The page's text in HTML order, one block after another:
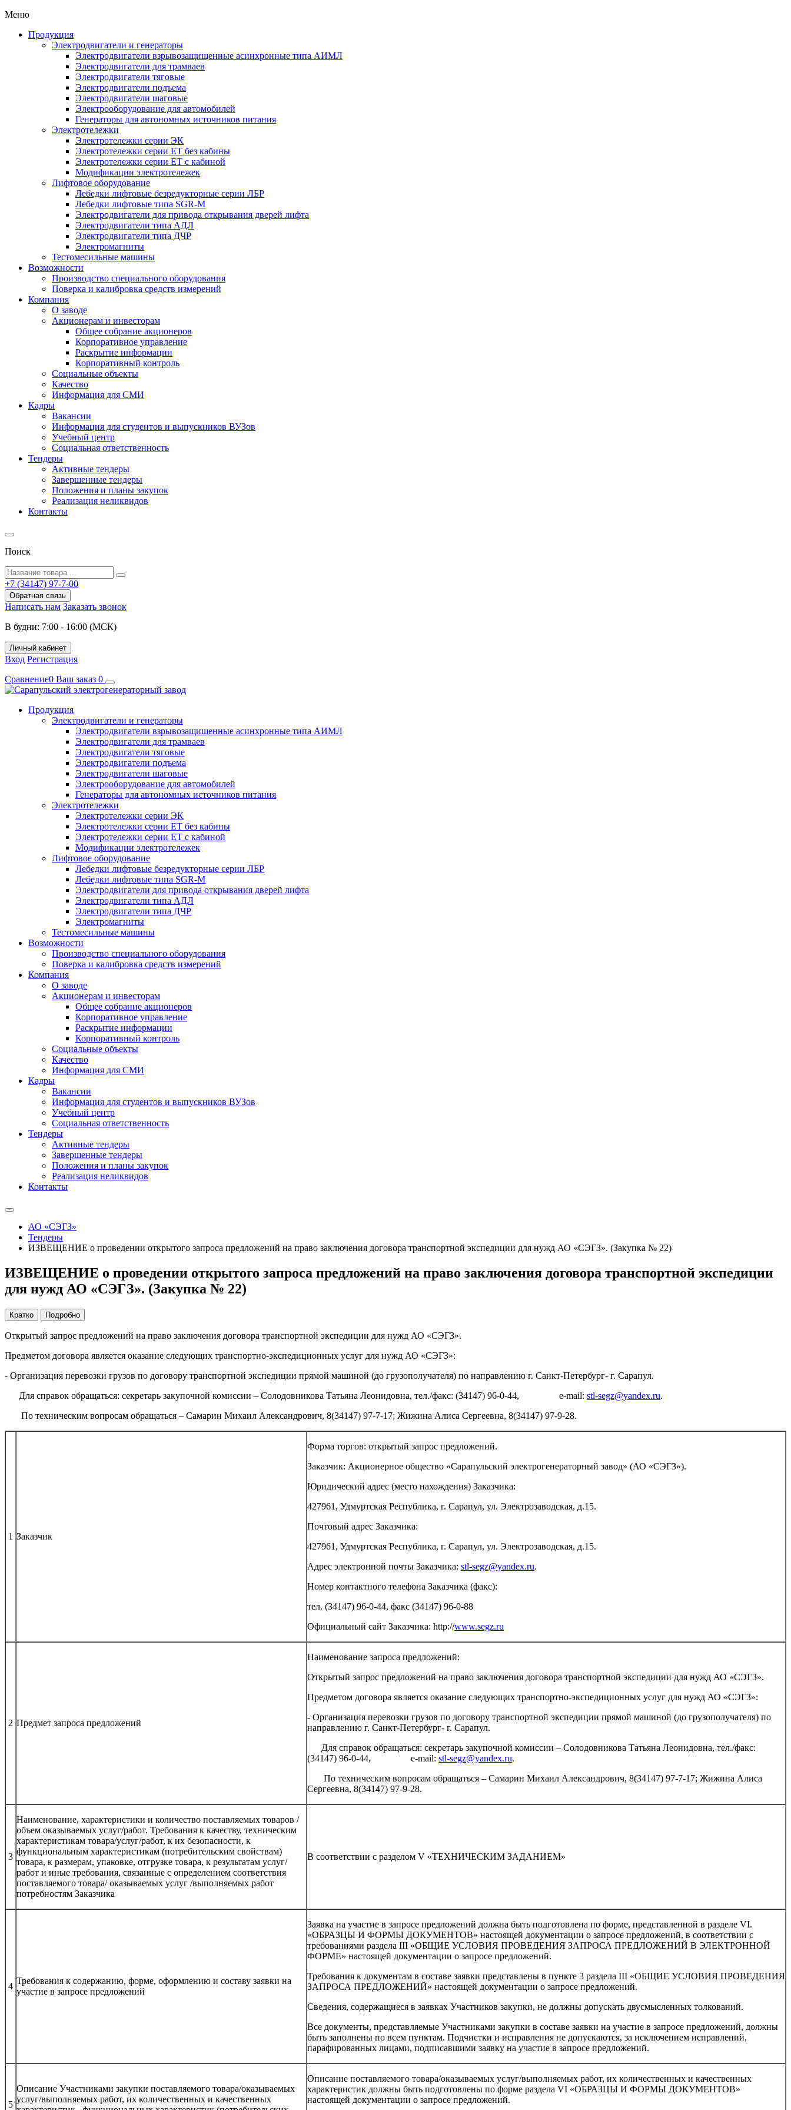
Меню
Продукция
Электродвигатели и генераторы
Электродвигатели взрывозащищенные асинхронные типа АИМЛ
Электродвигатели для трамваев
Электродвигатели тяговые
Электродвигатели подъема
Электродвигатели шаговые
Электрооборудование для автомобилей
Генераторы для автономных источников питания
Электротележки
Электротележки серии ЭК
Электротележки серии ЕТ без кабины
Электротележки серии ЕТ с кабиной
Модификации электротележек
Лифтовое оборудование
Лебедки лифтовые безредукторные серии ЛБР
Лебедки лифтовые типа SGR-M
Электродвигатели для привода открывания дверей лифта
Электродвигатели типа АДЛ
Электродвигатели типа ДЧР
Электромагниты
Тестомесильные машины
Возможности
Производство специального оборудования
Поверка и калибровка средств измерений
Компания
О заводе
Акционерам и инвесторам
Общее собрание акционеров
Корпоративное управление
Раскрытие информации
Корпоративный контроль
Социальные объекты
Качество
Информация для СМИ
Кадры
Вакансии
Информация для студентов и выпускников ВУЗов
Учебный центр
Социальная ответственность
Тендеры
Активные тендеры
Завершенные тендеры
Положения и планы закупок
Реализация неликвидов
Контакты
Поиск
+7 (34147) 97-7-00
Обратная связь
Написать нам Заказать звонок
В будни: 7:00 - 16:00 (МСК)
Личный кабинет
Вход Регистрация
Сравнение0 Ваш заказ 0
Продукция
Электродвигатели и генераторы
Электродвигатели взрывозащищенные асинхронные типа АИМЛ
Электродвигатели для трамваев
Электродвигатели тяговые
Электродвигатели подъема
Электродвигатели шаговые
Электрооборудование для автомобилей
Генераторы для автономных источников питания
Электротележки
Электротележки серии ЭК
Электротележки серии ЕТ без кабины
Электротележки серии ЕТ с кабиной
Модификации электротележек
Лифтовое оборудование
Лебедки лифтовые безредукторные серии ЛБР
Лебедки лифтовые типа SGR-M
Электродвигатели для привода открывания дверей лифта
Электродвигатели типа АДЛ
Электродвигатели типа ДЧР
Электромагниты
Тестомесильные машины
Возможности
Производство специального оборудования
Поверка и калибровка средств измерений
Компания
О заводе
Акционерам и инвесторам
Общее собрание акционеров
Корпоративное управление
Раскрытие информации
Корпоративный контроль
Социальные объекты
Качество
Информация для СМИ
Кадры
Вакансии
Информация для студентов и выпускников ВУЗов
Учебный центр
Социальная ответственность
Тендеры
Активные тендеры
Завершенные тендеры
Положения и планы закупок
Реализация неликвидов
Контакты
АО «СЭГЗ»
Тендеры
ИЗВЕЩЕНИЕ о проведении открытого запроса предложений на право заключения договора транспортной экспедиции для нужд АО «СЭГЗ». (Закупка № 22)
ИЗВЕЩЕНИЕ о проведении открытого запроса предложений на право заключения договора транспортной экспедиции
для нужд АО «СЭГЗ». (Закупка № 22)
Кратко Подробно
Открытый запрос предложений на право заключения договора транспортной экспедиции для нужд АО «СЭГЗ».
Предметом договора является оказание следующих транспортно-экспедиционных услуг для нужд АО «СЭГЗ»:
- Организация перевозки грузов по договору транспортной экспедиции прямой машиной (до грузополучателя) по направлению г. Санкт-Петербург- г. Сарапул.
Для справок обращаться: секретарь закупочной комиссии – Солодовникова Татьяна Леонидовна, тел./факс: (34147) 96-0-44, e-mail: stl-segz@yandex.ru.
По техническим вопросам обращаться – Самарин Михаил Александрович, 8(34147) 97-7-17; Жижина Алиса Сергеевна, 8(34147) 97-9-28.
1 Заказчик
Форма торгов: открытый запрос предложений.
Заказчик: Акционерное общество «Сарапульский электрогенераторный завод» (АО «СЭГЗ»).
Юридический адрес (место нахождения) Заказчика:
427961, Удмуртская Республика, г. Сарапул, ул. Электрозаводская, д.15.
Почтовый адрес Заказчика:
427961, Удмуртская Республика, г. Сарапул, ул. Электрозаводская, д.15.
Адрес электронной почты Заказчика: stl-segz@yandex.ru.
Номер контактного телефона Заказчика (факс):
тел. (34147) 96-0-44, факс (34147) 96-0-88
Официальный сайт Заказчика: http://www.segz.ru
2 Предмет запроса предложений
Наименование запроса предложений:
Открытый запрос предложений на право заключения договора транспортной экспедиции для нужд АО «СЭГЗ».
Предметом договора является оказание следующих транспортно-экспедиционных услуг для нужд АО «СЭГЗ»:
- Организация перевозки грузов по договору транспортной экспедиции прямой машиной (до грузополучателя) по
направлению г. Санкт-Петербург- г. Сарапул.
Для справок обращаться: секретарь закупочной комиссии – Солодовникова Татьяна Леонидовна, тел./факс:
(34147) 96-0-44, e-mail: stl-segz@yandex.ru.
По техническим вопросам обращаться – Самарин Михаил Александрович, 8(34147) 97-7-17; Жижина Алиса
Сергеевна, 8(34147) 97-9-28.
3
Наименование, характеристики и количество поставляемых товаров /
объем оказываемых услуг/работ. Требования к качеству, техническим
характеристикам товара/услуг/работ, к их безопасности, к
функциональным характеристикам (потребительским свойствам)
товара, к размерам, упаковке, отгрузке товара, к результатам услуг/
работ и иные требования, связанные с определением соответствия
поставляемого товара/ оказываемых услуг /выполняемых работ
потребностям Заказчика
В соответствии с разделом V «ТЕХНИЧЕСКИМ ЗАДАНИЕМ»
4
Требования к содержанию, форме, оформлению и составу заявки на
участие в запросе предложений
Заявка на участие в запросе предложений должна быть подготовлена по форме, представленной в разделе VI.
«ОБРАЗЦЫ И ФОРМЫ ДОКУМЕНТОВ» настоящей документации о запросе предложений, в соответствии с
требованиями раздела III «ОБЩИЕ УСЛОВИЯ ПРОВЕДЕНИЯ ЗАПРОСА ПРЕДЛОЖЕНИЙ В ЭЛЕКТРОННОЙ
ФОРМЕ» настоящей документации о запросе предложений.
Требования к документам в составе заявки представлены в пункте 3 раздела III «ОБЩИЕ УСЛОВИЯ ПРОВЕДЕНИЯ
ЗАПРОСА ПРЕДЛОЖЕНИЙ» настоящей документации о запросе предложений.
Сведения, содержащиеся в заявках Участников закупки, не должны допускать двусмысленных толкований.
Все документы, представляемые Участниками закупки в составе заявки на участие в запросе предложений, должны
быть заполнены по всем пунктам. Подчистки и исправления не допускаются, за исключением исправлений,
парафированных лицами, подписавшими заявку на участие в запросе предложений.
5
Описание Участниками закупки поставляемого товара/оказываемых
услуг/выполняемых работ, их количественных и качественных
Описание поставляемого товара/оказываемых услуг/выполняемых работ, их количественных и качественных
характеристик должны быть подготовлены по форме раздела VI «ОБРАЗЦЫ И ФОРМЫ ДОКУМЕНТОВ»
настоящей документации о запросе предложений.